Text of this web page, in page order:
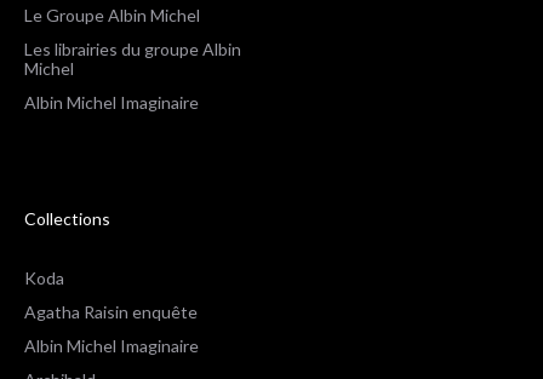
Le Groupe Albin Michel
Les librairies du groupe Albin
Michel
Albin Michel Imaginaire
Collections
Koda
Agatha Raisin enquête
Albin Michel Imaginaire